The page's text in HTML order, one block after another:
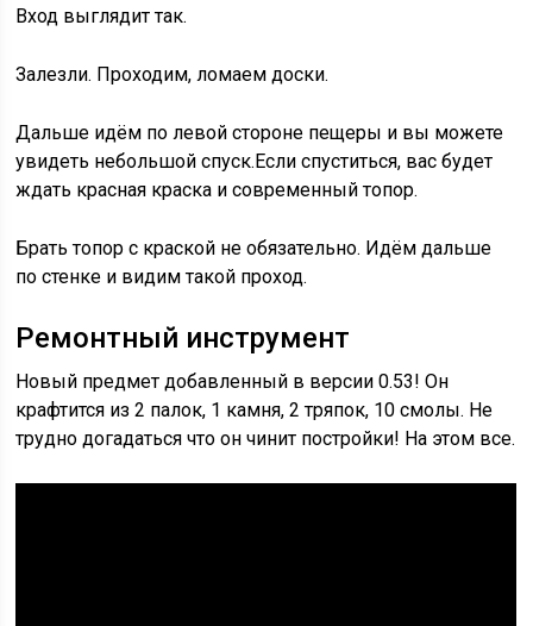
Вход выглядит так.
Залезли. Проходим, ломаем доски.
Дальше идём по левой стороне пещеры и вы можете
увидеть небольшой спуск.Если спуститься, вас будет
ждать красная краска и современный топор.
Брать топор с краской не обязательно. Идём дальше
по стенке и видим такой проход.
Ремонтный инструмент
Новый предмет добавленный в версии 0.53! Он
крафтится из 2 палок, 1 камня, 2 тряпок, 10 смолы. Не
трудно догадаться что он чинит постройки! На этом все.